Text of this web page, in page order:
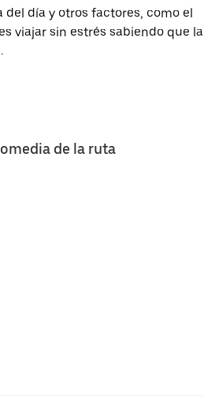
día y otros factores, como el
viajar sin estrés sabiendo que la
de la ruta